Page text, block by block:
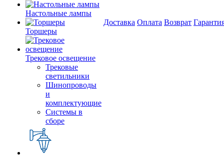
Настольные лампы
Торшеры
Трековое освещение
Трековые
светильники
Шинопроводы
и
комплектующие
Системы в
сборе
Доставка Оплата Возврат